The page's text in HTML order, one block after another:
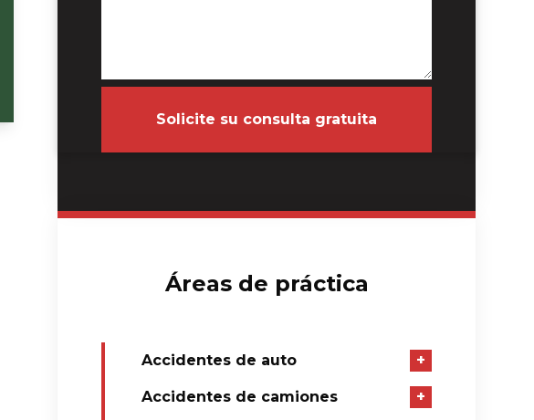
Solicite su consulta gratuita
Áreas de práctica
Accidentes de auto +
Accidentes de camiones +